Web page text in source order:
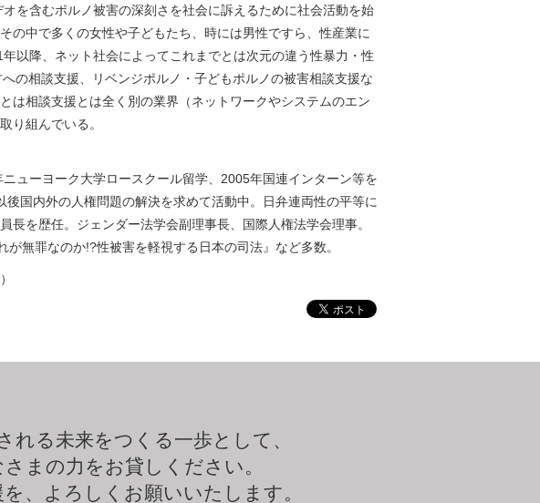
を含むポルノ被害の深刻さを社会に訴えるために社会活動を始
の中で多くの女性や子どもたち、時には男性ですら、性産業に
以降、ネット社会によってこれまでとは次元の違う性暴力・性
の相談支援、リベンジポルノ・子どもポルノの被害相談支援な
は相談支援とは全く別の業界（ネットワークやシステムのエン
り組んでいる。
ューヨーク大学ロースクール留学、2005年国連インターン等を
国内外の人権問題の解決を求めて活動中。日弁連両性の平等に
を歴任。ジェンダー法学会副理事長、国際人権法学会理事。
無罪なのか!?性被害を軽視する日本の司法』など多数。
れる未来をつくる一歩として、
まの力をお貸しください。
、よろしくお願いいたします。